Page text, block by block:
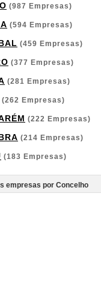
(987 Empresas)
(594 Empresas)
(459 Empresas)
(377 Empresas)
(281 Empresas)
(262 Empresas)
(222 Empresas)
(214 Empresas)
(183 Empresas)